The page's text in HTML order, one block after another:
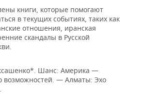
книги, которые помогают
в текущих событиях, таких как
отношения, иранская
скандалы в Русской
Шанс: Америка —
возможностей. — Алматы: Эхо